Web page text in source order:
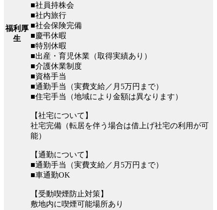
福利厚
生
■社員持株会
■社内旅行
■社会保険完備
■慶弔休暇
■特別休暇
■出産・育児休業（取得実績あり）
■介護休業制度
■資格手当
■通勤手当（実費支給／月5万円まで）
■住宅手当（地域により金額は異なります）
【社宅について】
社宅完備（転居を伴う場合は借上げ社宅の利用が可
能）
【通勤について】
■通勤手当（実費支給／月5万円まで）
■車通勤OK
【受動喫煙防止対策】
敷地内に喫煙可能場所あり